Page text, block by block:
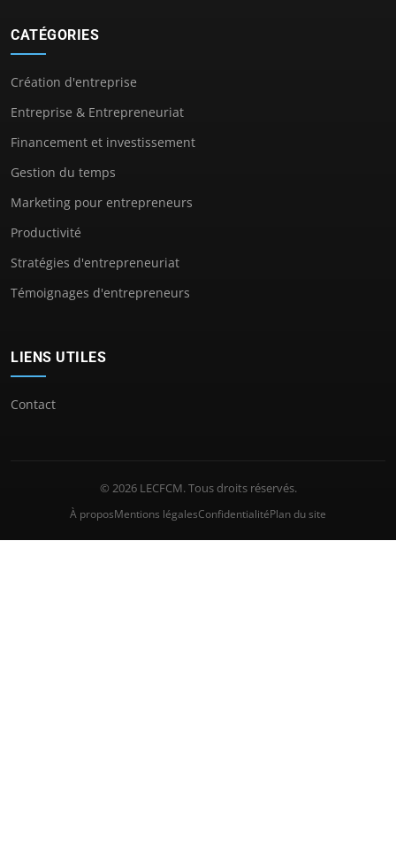
CATÉGORIES
Création d'entreprise
Entreprise & Entrepreneuriat
Financement et investissement
Gestion du temps
Marketing pour entrepreneurs
Productivité
Stratégies d'entrepreneuriat
Témoignages d'entrepreneurs
LIENS UTILES
Contact
© 2026 LECFCM. Tous droits réservés.
À proposMentions légalesConfidentialitéPlan du site